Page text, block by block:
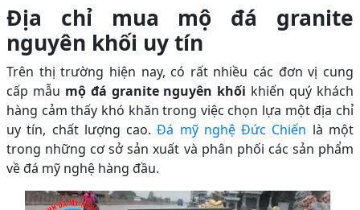
Địa chỉ mua mộ đá granite
nguyên khối uy tín
Trên thị trường hiện nay, có rất nhiều các đơn vị cung
cấp mẫu mộ đá granite nguyên khối khiến quý khách
hàng cảm thấy khó khăn trong việc chọn lựa một địa chỉ
uy tín, chất lượng cao.Đá mỹ nghệ Đức Chiến là một
trong những cơ sở sản xuất và phân phối các sản phẩm
về đá mỹ nghệ hàng đầu.